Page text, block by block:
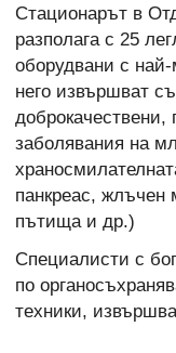
Стационарът в
разполага с 25
оборудвани с
него извършват
доброкачествени,
заболявания на
панкреас, жлъчен
пътища и др.)
Специалисти с
по
техники,